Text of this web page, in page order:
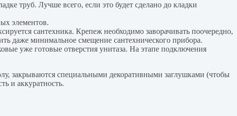
труб. Лучше всего, если это будет сделано до кладки
элементов.
сантехника. Крепеж необходимо заворачивать поочередно,
даже минимальное смещение сантехнического прибора.
уже готовые отверстия унитаза. На этапе подключения
закрываются специальными декоративными заглушками (чтобы
и аккуратность.